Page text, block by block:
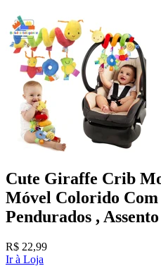
Cute Giraffe Crib
Móvel Colorido
Pendurados ,
R$ 22,99
Ir à Loja